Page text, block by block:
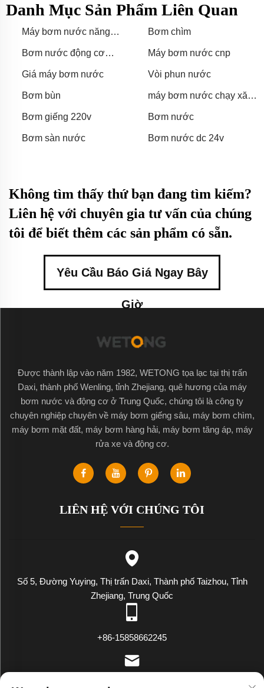
Danh Mục Sản Phẩm Liên Quan
Máy bơm nước năng
Bơm chìm
Bơm nước động cơ
Máy bơm nước cnp
Giá máy bơm nước Vòi phun nước
Bơm bùn
máy bơm nước chạy xăng
Bơm giếng 220v
Bơm nước
Bơm sàn nước Bơm nước dc 24v
Không tìm thấy thứ bạn đang tìm kiếm?
Liên hệ với chuyên gia tư vấn của chúng
tôi để biết thêm các sản phẩm có sẵn.
Yêu Cầu Báo Giá Ngay Bây
Giờ
Được thành lập vào năm 1982, WETONG tọa lạc tại thị trấn
Daxi, thành phố Wenling, tỉnh Zhejiang, quê hương của máy
bơm nước và động cơ ở Trung Quốc, chúng tôi là công ty
chuyên nghiệp chuyên về máy bơm giếng sâu, máy bơm chìm,
máy bơm mặt đất, máy bơm hàng hải, máy bơm tăng áp, máy
rửa xe và động cơ.
LIÊN HỆ VỚI CHÚNG TÔI
Số 5, Đường Yuying, Thị trấn Daxi, Thành phố Taizhou, Tỉnh
Zhejiang, Trung Quốc
+86-15858662245